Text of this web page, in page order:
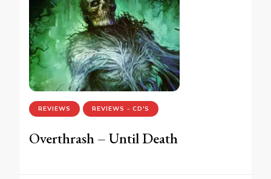
REVIEWS REVIEWS - CD'S
Overthrash – Until Death